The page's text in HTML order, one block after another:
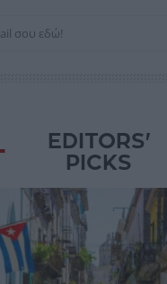
EDITORS'
PICKS